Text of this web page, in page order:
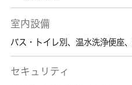
室内設備
バス・トイレ別 、 温水洗浄便座、
セキュリティ